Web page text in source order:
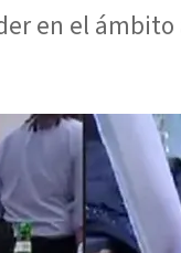
en el